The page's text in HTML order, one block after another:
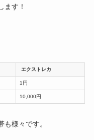
ます！
エクストレカ
1円
10,000円
様々です。